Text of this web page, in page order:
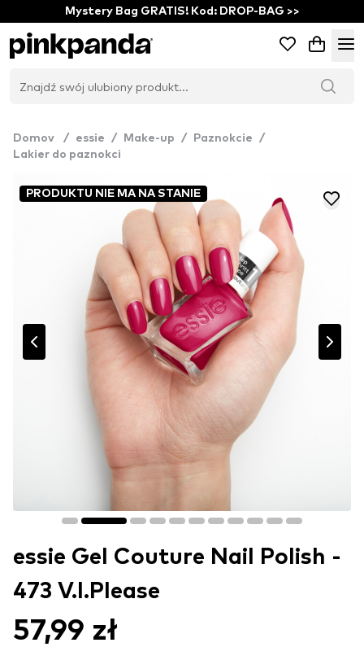
Mystery Bag GRATIS! Kod: DROP-BAG >>
Domov / essie / Make-up / Paznokcie
/
Lakier do paznokci
PRODUKTU NIE MA NA STANIE
essie Gel Couture Nail Polish -
473 V.I.Please
57,99 zł